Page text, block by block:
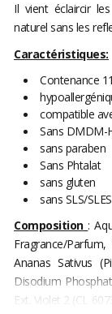
Il vient éclaircir
naturel sans les
Caractéristiques:
Contenance
compatible
Sans DMDM-
sans paraben
Sans Phtalat
sans gluten
sans SLS/SLES
Composition :
Fragrance/
Ananas Sativus
Disodium
Ext. Violet 2 (CL